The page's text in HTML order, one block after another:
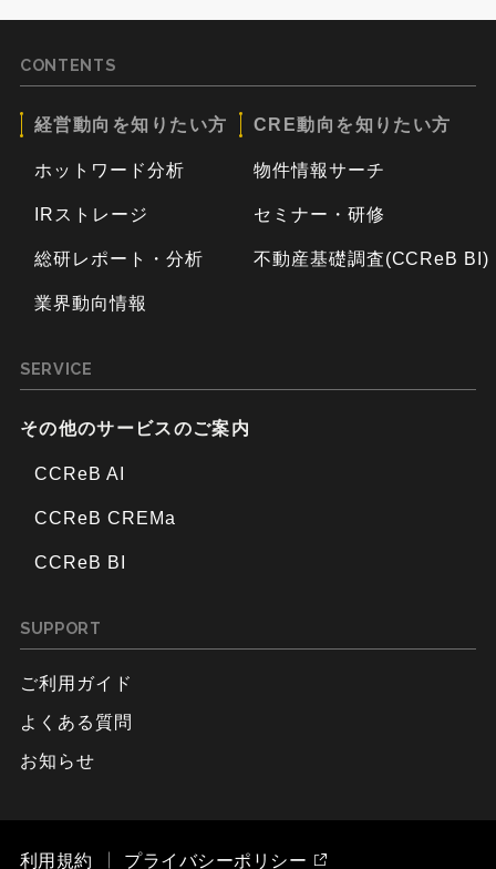
CONTENTS
経営動向を知りたい方
ホットワード分析
IRストレージ
総研レポート・分析
業界動向情報
CRE動向を知りたい方
物件情報サーチ
セミナー・研修
不動産基礎調査(CCReB BI)
SERVICE
その他のサービスのご案内
CCReB AI
CCReB CREMa
CCReB BI
SUPPORT
ご利用ガイド
よくある質問
お知らせ
利用規約 プライバシーポリシー